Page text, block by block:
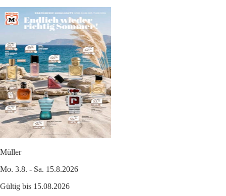
Müller
Mo. 3.8. - Sa. 15.8.2026
Gültig bis 15.08.2026